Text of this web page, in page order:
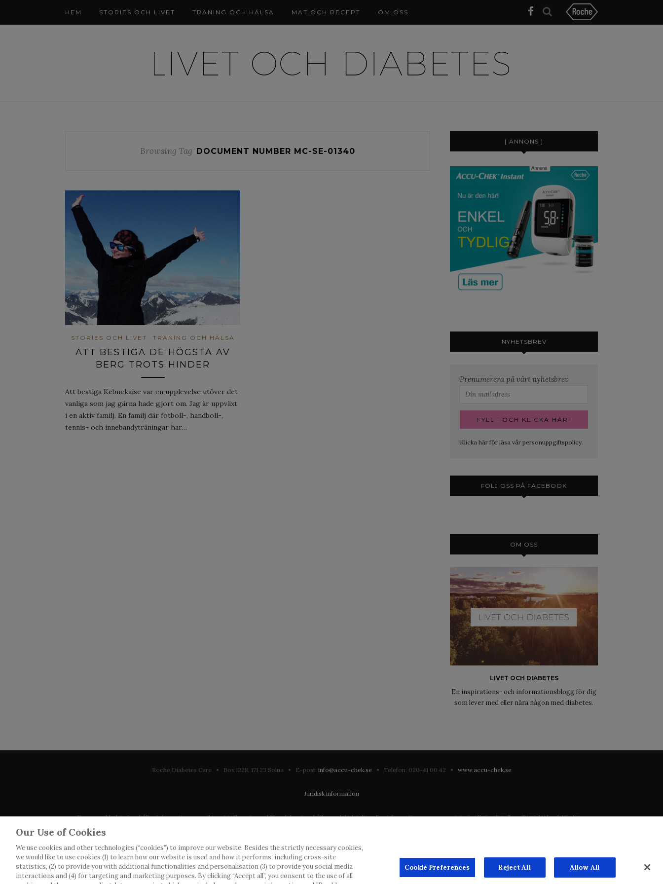
HEM STORIES OCH LIVET TRÄNING OCH HÄLSA MAT OCH RECEPT OM OSS
Browsing Tag DOCUMENT NUMBER MC-SE-01340
STORIES OCH LIVET TRÄNING OCH HÄLSA
ATT BESTIGA DE HÖGSTA AV
BERG TROTS HINDER
Att bestiga Kebnekaise var en upplevelse utöver det
vanliga som jag gärna hade gjort om. Jag är uppväxt
i en aktiv familj. En familj där fotboll-, handboll-,
tennis- och innebandyträningar har…
[ ANNONS ]
NYHETSBREV
Prenumerera på vårt nyhetsbrev
Klicka här för läsa vår personuppgiftspolicy.
FÖLJ OSS PÅ FACEBOOK
OM OSS
LIVET OCH DIABETES
En inspirations- och informationsblogg för dig
som lever med eller nära någon med diabetes.
Roche Diabetes Care • Box 1228, 171 23 Solna • E-post: info@accu-chek.se • Telefon: 020-41 00 42 • www.accu-chek.se
Juridisk information
Denna webbplats innehåller information som riktar sig till en stor publik och kan innehålla produktdetaljer eller information som annars inte är tillgänglig eller giltig i ditt land. Vänligen
observera att vi inte tar något ansvar för information som eventuellt inte uppfyller någon gällande rättslig process, förordning, registrering eller användning i landet där du bor.
Roche har inte alltid möjlighet att kvalitetssäkra andras inlägg, men kommer att ta bort vilseledande eller olämpliga inlägg i möjligaste mån. Vi har inget ansvar för innehållet på externa
webbplatser som det länkas till. Kopiering av material från denna webbplats för användning någon annanstans är inte tillåtet utan överenskommelse. Webbplatsen säljer utrymme till
annonsörer, och sådant innehåll är märkt.
Our Use of Cookies
We use cookies and other technologies (“cookies”) to improve our website. Besides the strictly necessary cookies,
we would like to use cookies (1) to learn how our website is used and how it performs, including cross-site
statistics, (2) to provide you with additional functionalities and personalisation (3) to provide you social media
interactions and (4) for targeting and marketing purposes. By clicking “Accept all”, you consent to the use of all
Cookie Preferences Reject All Allow All